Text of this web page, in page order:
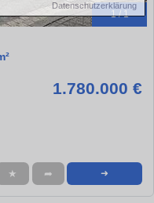
Datenschutzerklärung
1 / 1
1.780.000 €
★ ➦ ➜